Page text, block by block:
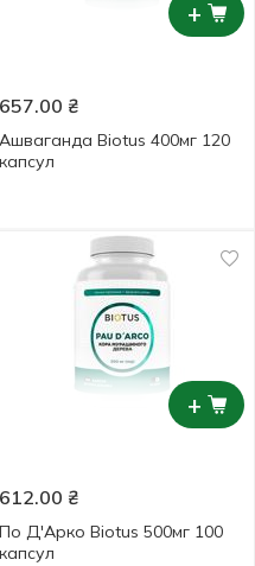
+
657.00 ₴
Ашваганда Biotus 400мг 120
капсул
+
612.00 ₴
По Д'Арко Biotus 500мг 100
капсул